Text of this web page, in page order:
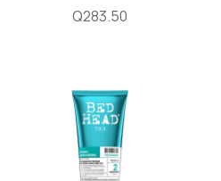
Q283.50